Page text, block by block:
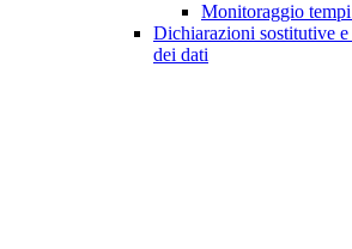
Monitoraggio
Dichiarazioni sostitutive
dei dati